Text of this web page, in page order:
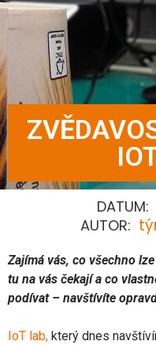
DATUM:
AUTOR:
Zajímá vás, co všechno
tu na vás čekají a co
podívat – navštívíte
IoT lab, který dnes